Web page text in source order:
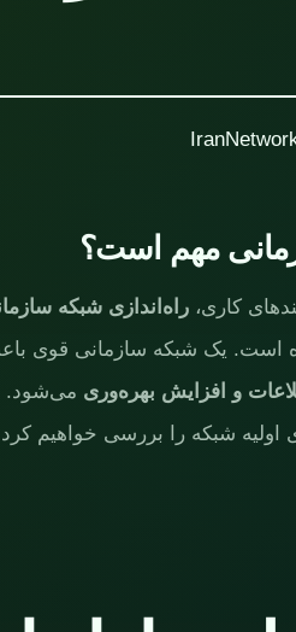
مهم است؟
کاری، راه‌اندازی شبکه
است. یک شبکه سازمانی قوی
و افزایش بهره‌وری می‌شود.
اولیه شبکه را بررسی خواهیم